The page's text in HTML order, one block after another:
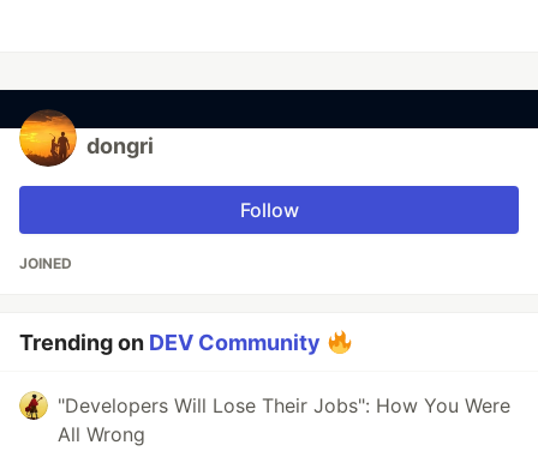
dongri
Follow
JOINED
Trending on DEV Community
"Developers Will Lose Their Jobs": How You Were
All Wrong